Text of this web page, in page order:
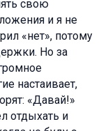
свою
и я не
«нет», потому
Но за
настаивает,
«Давай!»
отдыхать и